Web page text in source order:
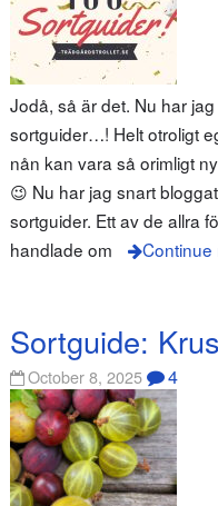
Jodå, så är det. Nu har
sortguider…! Helt otroligt
nån kan vara så orimligt
😉 Nu har jag snart
sortguider. Ett av de allra
handlade om
Continue
Sortguide:
October 8, 2025 4